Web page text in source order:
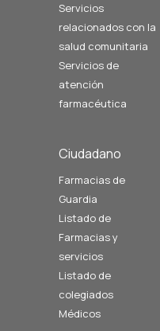
Servicios
relacionados con la
salud comunitaria
Servicios de
atención
farmacéutica
Ciudadano
Farmacias de
Guardia
Listado de
Farmacias y
servicios
Listado de
colegiados
Médicos